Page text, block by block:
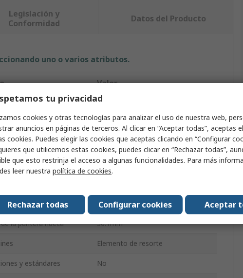
Legislación y
Conformidad
Datos del Producto
uno o varios atributos.
Valor
Witra
16B-1
Eslabón de cadena de rodillos
mecánico Eslabón de Conexión
25.4mm
la puntera hueca 36.1mm
Elemento de resorte
y estándares No
tu privacidad
cookies y otras tecnologías para analizar el uso de nuestra web,
anuncios en páginas de terceros. Al clicar en “Aceptar todas”, aceptas
cookies. Puedes elegir las cookies que aceptas clicando en “Configurar
que utilicemos estas cookies, puedes clicar en “Rechazar todas”,
que esto restrinja el acceso a algunas funcionalidades. Para más
leer nuestra política de cookies.
Aceptar
Configurar cookies
Rechazar todas